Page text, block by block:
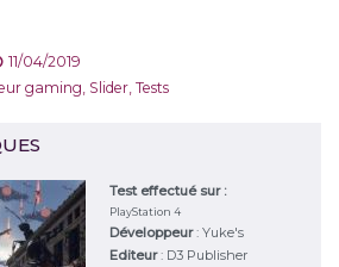
11/04/2019
gaming Slider Tests
Test effectué sur :
PlayStation 4
Développeur: Yuke's
Editeur: D3 Publisher